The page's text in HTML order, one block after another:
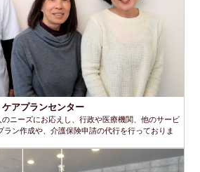
ケアプランセンター
ニーズにお応えし、行政や医療機関、他のサービ
ラン作成や、介護保険申請の代行を行っておりま